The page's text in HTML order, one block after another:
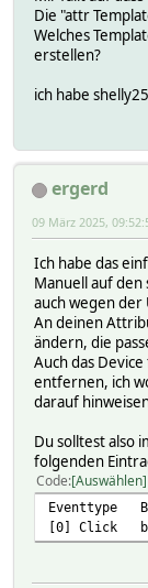
Die "attr
Welches
erstellen?
ich habe
ergerd
09 März 2025,
Ich habe das
Manuell auf den
auch wegen der
An deinen
ändern, die
Auch das
entfernen, ich
darauf
Du solltest also
folgenden
Code Auswählen
[0] Click